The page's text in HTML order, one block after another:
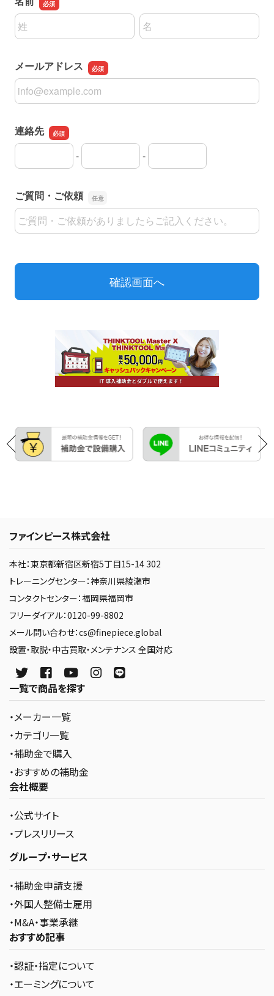
ファインピース株式会社
本社：東京都新宿区新宿5丁目15-14 302
トレーニングセンター：神奈川県綾瀬市
コンタクトセンター：福岡県福岡市
フリーダイアル：0120-99-8802
メール問い合わせ：cs@finepiece.global
設置・取説・中古買取・メンテナンス 全国対応
一覧で商品を探す
・メーカー一覧
・カテゴリ一覧
・補助金で購入
・おすすめの補助金
会社概要
・公式サイト
・プレスリリース
グループ・サービス
・補助金申請支援
・外国人整備士雇用
・M&A・事業承継
おすすめ記事
・認証・指定について
・エーミングについて